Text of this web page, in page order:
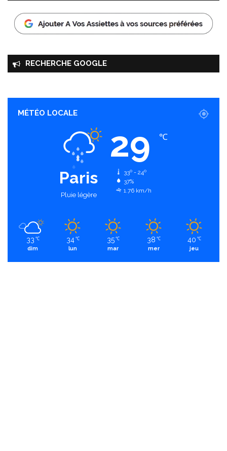
RECHERCHE GOOGLE
MÉTÉO LOCALE
Paris
Pluie légère
29 ℃
33º - 24º
37%
1.76 km/h
33 ℃
dim
34 ℃
lun
35 ℃
mar
38 ℃
mer
40 ℃
jeu